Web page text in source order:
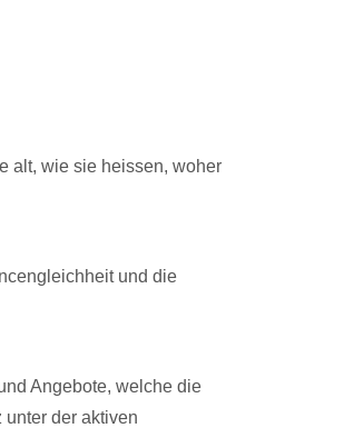
alt, wie sie heissen, woher
und die
Angebote, welche die
der aktiven